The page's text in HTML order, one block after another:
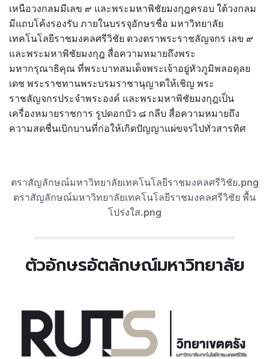
เหนือวงกลมมีเลข ๙ และพระมหาพิชัยมงกุฎครอบ ใต้วงกลม
มีแถบโค้งรองรับ ภายในบรรจุอักษรชื่อ มหาวิทยาลัย
เทคโนโลยีราชมงคลศรีวิชัย ดวงตราพระราชลัญจกร เลข ๙
และพระมหาพิชัยมงกุฎ สื่อความหมายถึงพระ
มหากรุณาธิคุณ ที่พระบาทสมเด็จพระเจ้าอยู่หัวภูมิพลอดุลย
เดช พระราชทานพระบรมราชานุญาตให้เชิญ พระ
ราชลัญจกรประจำพระองค์ และพระมหาพิชัยมงกุฎเป็น
เครื่องหมายราชการ รูปดอกบัว ๘ กลีบ สื่อความหมายถึง
ความสดชื่นเบิกบานที่ก่อให้เกิดปัญญาแผ่ขจรไปทั่วสารทิศ
ตราสัญลักษณ์มหาวิทยาลัยเทคโนโลยีราชมงคลศรีวิชัย.png
ตราสัญลักษณ์มหาวิทยาลัยเทคโนโลยีราชมงคลศรีวิชัย พื้น
โปร่งใส.png
ตัวอักษรอัตลักษณ์มหาวิทยาลัย